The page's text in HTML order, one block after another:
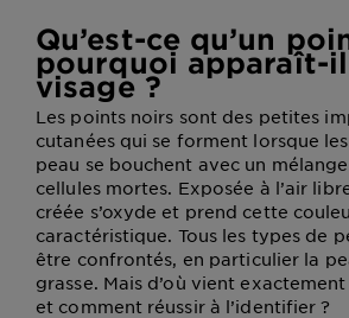
Notre
magazine
Qu’est-ce qu’un
pourquoi apparaît-
visage ?
Les points noirs sont des petites
cutanées qui se forment lorsque
peau se bouchent avec un
cellules mortes. Exposée à l’air
créée s’oxyde et prend cette
caractéristique. Tous les types de
être confrontés, en particulier la
grasse. Mais d’où vient
et comment réussir à l’identifier ?